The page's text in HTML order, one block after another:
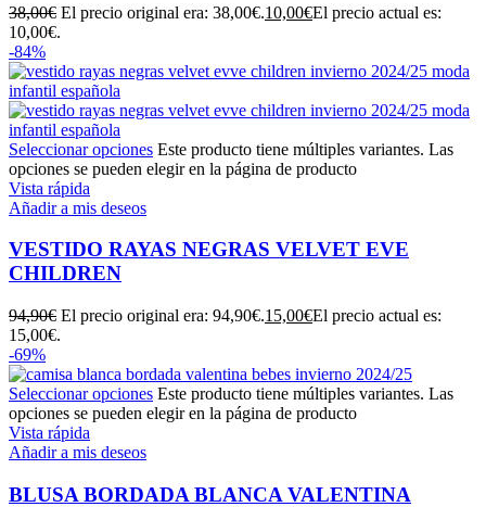
38,00€ El precio original era: 38,00€.10,00€El precio actual es:
10,00€.
-84%
Seleccionar opciones Este producto tiene múltiples variantes. Las
opciones se pueden elegir en la página de producto
Vista rápida
Añadir a mis deseos
VESTIDO RAYAS NEGRAS VELVET EVE
CHILDREN
94,90€ El precio original era: 94,90€.15,00€El precio actual es:
15,00€.
-69%
Seleccionar opciones Este producto tiene múltiples variantes. Las
opciones se pueden elegir en la página de producto
Vista rápida
Añadir a mis deseos
BLUSA BORDADA BLANCA VALENTINA